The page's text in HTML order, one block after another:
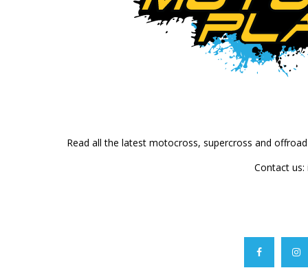
Read all the latest motocross, supercross and
Contact us: